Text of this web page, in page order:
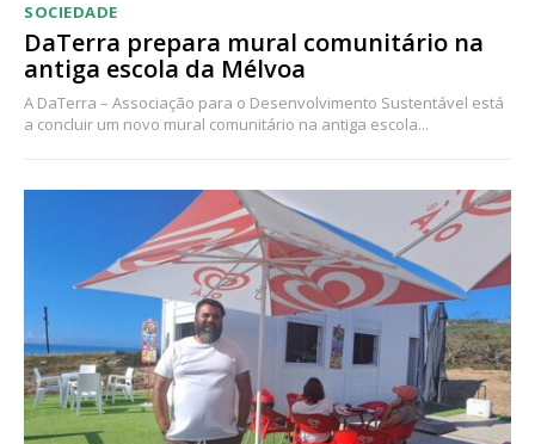
SOCIEDADE
DaTerra prepara mural comunitário na
antiga escola da Mélvoa
A DaTerra – Associação para o Desenvolvimento Sustentável está
a concluir um novo mural comunitário na antiga escola...